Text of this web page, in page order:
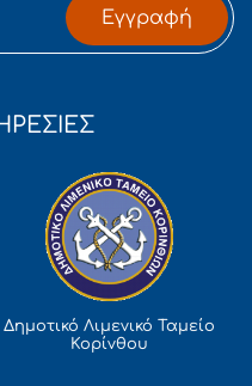
Εγγραφή
Δημοτικό Λιμενικό Ταμείο
Κορίνθου